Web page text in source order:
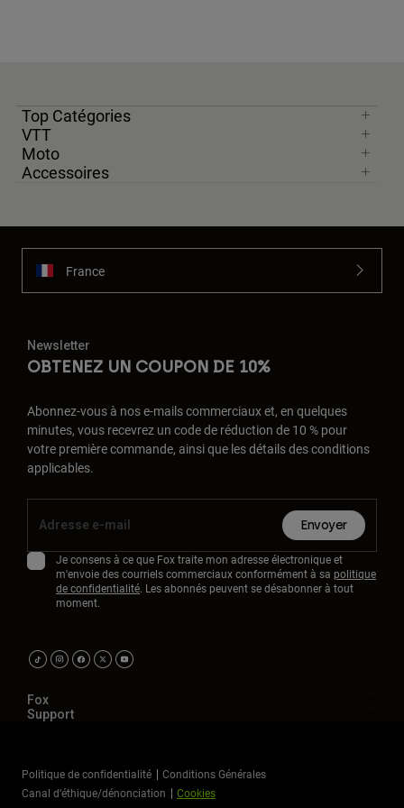
Top Catégories
VTT
Moto
Accessoires
France
Newsletter
OBTENEZ UN COUPON DE 10%
Abonnez-vous à nos e-mails commerciaux et, en quelques
minutes, vous recevrez un code de réduction de 10 % pour
votre première commande, ainsi que les détails des conditions
applicables.
Envoyer
Je consens à ce que Fox traite mon adresse électronique et
m'envoie des courriels commerciaux conformément à sa politique
de confidentialité. Les abonnés peuvent se désabonner à tout
moment.
Fox
Support
Politique de confidentialité
Conditions Générales
Canal d’éthique/dénonciation
Cookies